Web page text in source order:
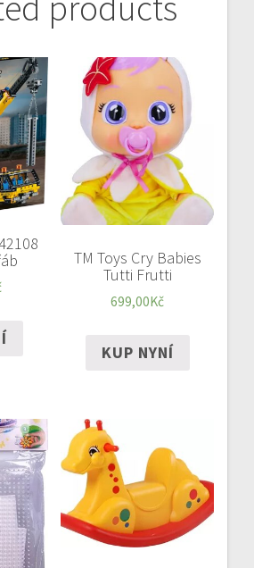
TM Toys Cry Babies
Tutti Frutti
699,00Kč
KUP NYNÍ